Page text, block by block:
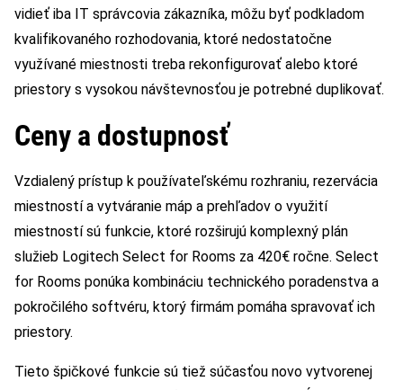
vidieť iba IT správcovia zákazníka, môžu byť podkladom
kvalifikovaného rozhodovania, ktoré nedostatočne
využívané miestnosti treba rekonfigurovať alebo ktoré
priestory s vysokou návštevnosťou je potrebné duplikovať.
Ceny a dostupnosť
Vzdialený prístup k používateľskému rozhraniu, rezervácia
miestností a vytváranie máp a prehľadov o využití
miestností sú funkcie, ktoré rozširujú komplexný plán
služieb Logitech Select for Rooms za 420€ ročne. Select
for Rooms ponúka kombináciu technického poradenstva a
pokročilého softvéru, ktorý firmám pomáha spravovať ich
priestory.
Tieto špičkové funkcie sú tiež súčasťou novo vytvorenej